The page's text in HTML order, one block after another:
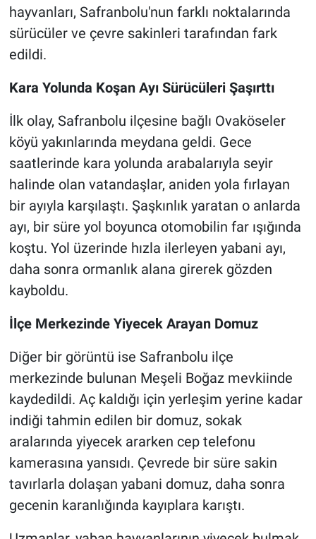
hayvanları, Safranbolu'nun farklı noktalarında
sürücüler ve çevre sakinleri tarafından fark
edildi.
Kara Yolunda Koşan Ayı Sürücüleri Şaşırttı
İlk olay, Safranbolu ilçesine bağlı Ovaköseler
köyü yakınlarında meydana geldi. Gece
saatlerinde kara yolunda arabalarıyla seyir
halinde olan vatandaşlar, aniden yola fırlayan
bir ayıyla karşılaştı. Şaşkınlık yaratan o anlarda
ayı, bir süre yol boyunca otomobilin far ışığında
koştu. Yol üzerinde hızla ilerleyen yabani ayı,
daha sonra ormanlık alana girerek gözden
kayboldu.
İlçe Merkezinde Yiyecek Arayan Domuz
Diğer bir görüntü ise Safranbolu ilçe
merkezinde bulunan Meşeli Boğaz mevkiinde
kaydedildi. Aç kaldığı için yerleşim yerine kadar
indiği tahmin edilen bir domuz, sokak
aralarında yiyecek ararken cep telefonu
kamerasına yansıdı. Çevrede bir süre sakin
tavırlarla dolaşan yabani domuz, daha sonra
gecenin karanlığında kayıplara karıştı.